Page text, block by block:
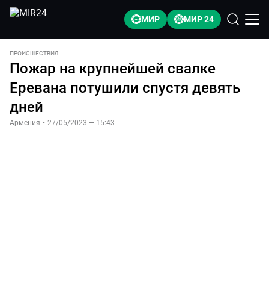
МИР МИР 24
ПРОИСШЕСТВИЯ
Пожар на крупнейшей свалке
Еревана потушили спустя девять
дней
Армения • 27/05/2023 — 15:43